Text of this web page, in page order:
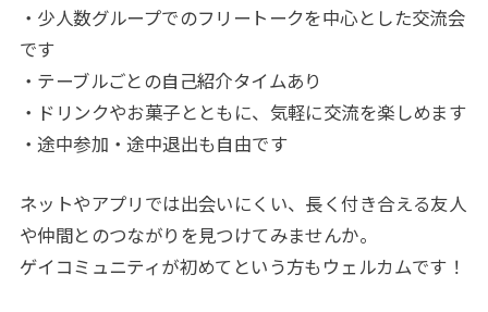
・少人数グループでのフリートークを中心とした交流会
です
・テーブルごとの自己紹介タイムあり
・ドリンクやお菓子とともに、気軽に交流を楽しめます
・途中参加・途中退出も自由です
ネットやアプリでは出会いにくい、長く付き合える友人
や仲間とのつながりを見つけてみませんか。
ゲイコミュニティが初めてという方もウェルカムです！